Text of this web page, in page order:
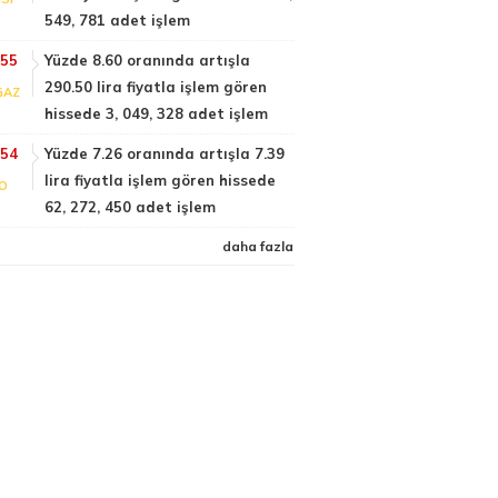
549, 781 adet işlem
Yüzde 8.60 oranında artışla
290.50 lira fiyatla işlem gören
hissede 3, 049, 328 adet işlem
Yüzde 7.26 oranında artışla 7.39
lira fiyatla işlem gören hissede
62, 272, 450 adet işlem
daha fazla